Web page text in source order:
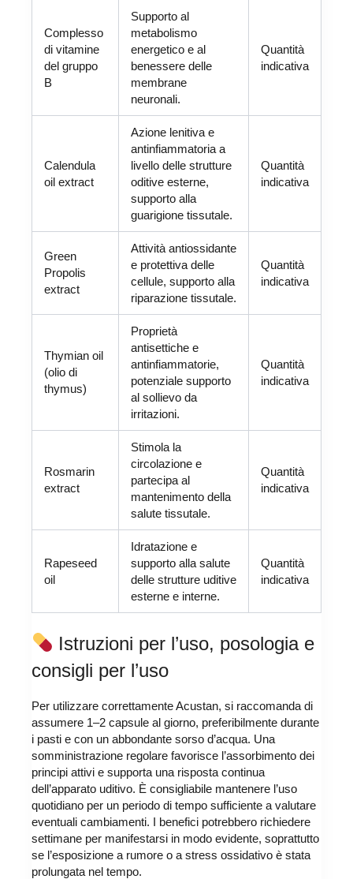
Complesso
di vitamine
del gruppo
B
Supporto al
metabolismo
energetico e al
benessere delle
membrane
neuronali.
Quantità
indicativa
Calendula
oil extract
Azione lenitiva e
antinfiammatoria a
livello delle strutture
oditive esterne,
supporto alla
guarigione tissutale.
Quantità
indicativa
Green
Propolis
extract
Attività antiossidante
e protettiva delle
cellule, supporto alla
riparazione tissutale.
Quantità
indicativa
Thymian oil
(olio di
thymus)
Proprietà
antisettiche e
antinfiammatorie,
potenziale supporto
al sollievo da
irritazioni.
Quantità
indicativa
Rosmarin
extract
Stimola la
circolazione e
partecipa al
mantenimento della
salute tissutale.
Quantità
indicativa
Rapeseed
oil
Idratazione e
supporto alla salute
delle strutture uditive
esterne e interne.
Quantità
indicativa
Istruzioni per l’uso, posologia e
consigli per l’uso
Per utilizzare correttamente Acustan, si raccomanda di
assumere 1–2 capsule al giorno, preferibilmente durante
i pasti e con un abbondante sorso d’acqua. Una
somministrazione regolare favorisce l’assorbimento dei
principi attivi e supporta una risposta continua
dell’apparato uditivo. È consigliabile mantenere l’uso
quotidiano per un periodo di tempo sufficiente a valutare
eventuali cambiamenti. I benefici potrebbero richiedere
settimane per manifestarsi in modo evidente, soprattutto
se l’esposizione a rumore o a stress ossidativo è stata
prolungata nel tempo.